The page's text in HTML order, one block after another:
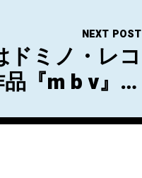
NEXT POST
ミノ・レコ
『m b v』、
ストリーミン